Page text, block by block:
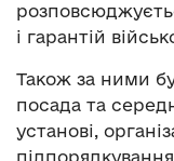
і гарантій
Також за ними
посада та
установі,